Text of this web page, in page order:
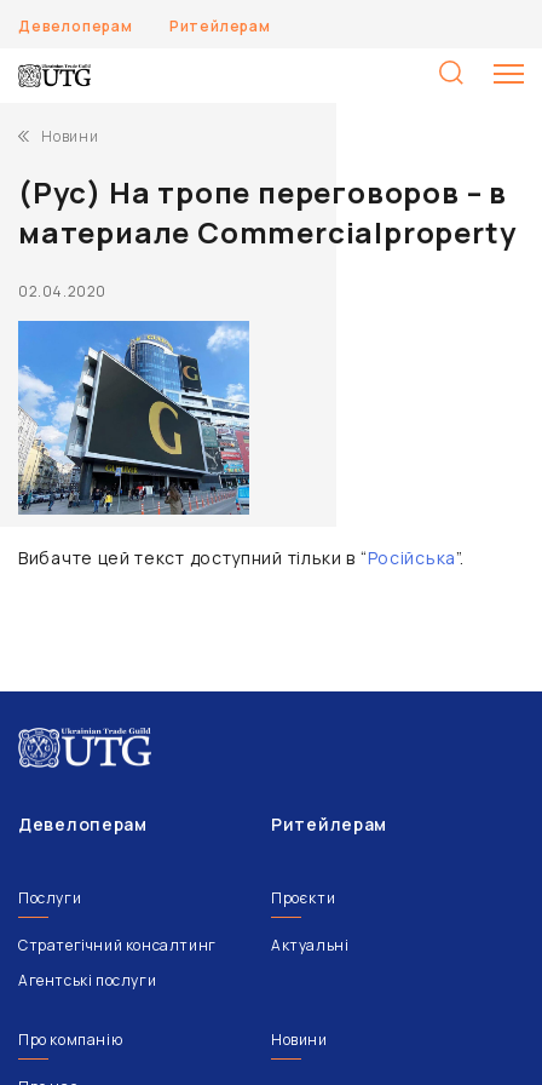
Девелоперам Ритейлерам
Новини
(Рус) На тропе переговоров – в
материале Сommercialproperty
02.04.2020
Вибачте цей текст доступний тільки в “Російська”.
Девелоперам Ритейлерам
Послуги
Стратегічний консалтинг
Агентські послуги
Проєкти
Актуальні
Про компанію Новини